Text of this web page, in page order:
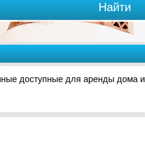
Найти
доступные для аренды дома и